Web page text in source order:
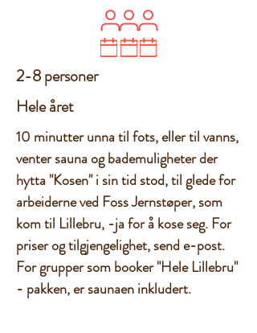
2-8 personer
Hele året
10 minutter unna til fots, eller til vanns,
venter sauna og bademuligheter der
hytta "Kosen" i sin tid stod, til glede for
arbeiderne ved Foss Jernstøper, som
kom til Lillebru, -ja for å kose seg. For
priser og tilgjengelighet, send e-post.
For grupper som booker "Hele Lillebru"
- pakken, er saunaen inkludert.